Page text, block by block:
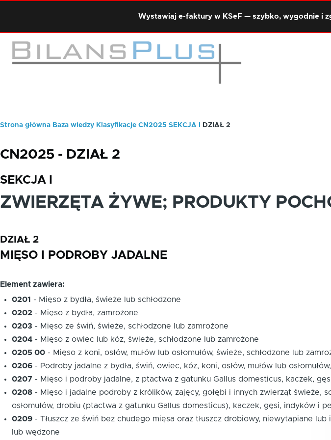
Wystawiaj e-faktury w KSeF — szybko, wygodnie i
Ścieżka
Strona główna Baza wiedzy Klasyfikacje CN2025 SEKCJA I DZIAŁ 2
CN2025 - DZIAŁ 2
SEKCJA I
ZWIERZĘTA ŻYWE; PRODUKTY
DZIAŁ 2
MIĘSO I PODROBY JADALNE
Element zawiera:
0201
- Mięso z bydła, świeże lub schłodzone
0202 - Mięso z bydła, zamrożone
0203 - Mięso ze świń, świeże, schłodzone lub zamrożone
0204 - Mięso z owiec lub kóz, świeże, schłodzone lub zamrożone
0205 00 - Mięso z koni, osłów, mułów lub osłomułów, świeże, schłodzone lub
0206 - Podroby jadalne z bydła, świń, owiec, kóz, koni, osłów, mułów lub
0207 - Mięso i podroby jadalne, z ptactwa z gatunku Gallus domesticus, kaczek,
0208 - Mięso i jadalne podroby z królików, zajęcy, gołębi i innych zwierząt świeże,
osłomułów, drobiu (ptactwa z gatunku Gallus domesticus), kaczek, gęsi, indyków i
0209 - Tłuszcz ze świń bez chudego mięsa oraz tłuszcz drobiowy, niewytapiane
lub wędzone